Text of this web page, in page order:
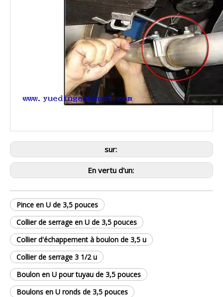
sur:
En vertu d'un:
Pince en U de 3,5 pouces
Collier de serrage en U de 3,5 pouces
Collier d'échappement à boulon de 3,5 u
Collier de serrage 3 1/2 u
Boulon en U pour tuyau de 3,5 pouces
Boulons en U ronds de 3,5 pouces